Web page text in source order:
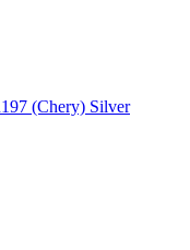
(Chery) Silver